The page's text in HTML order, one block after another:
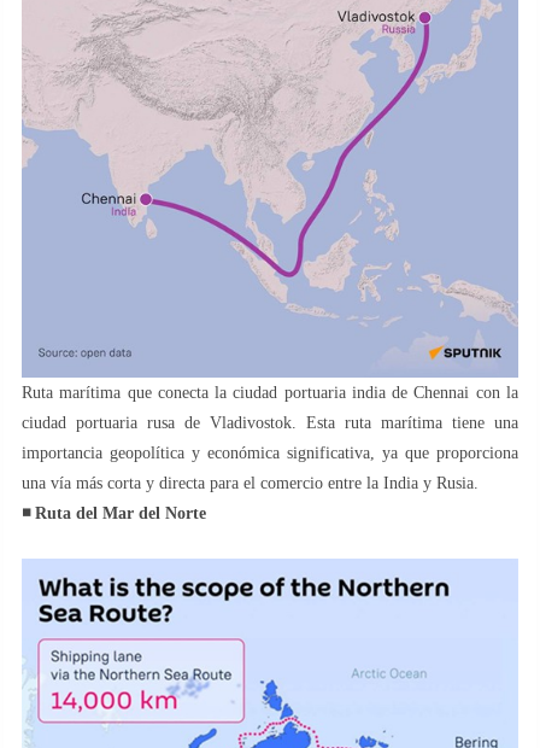
Ruta marítima que conecta la ciudad portuaria india de Chennai con la
ciudad portuaria rusa de Vladivostok. Esta ruta marítima tiene una
importancia geopolítica y económica significativa, ya que proporciona
una vía más corta y directa para el comercio entre la India y Rusia.
◾️ Ruta del Mar del Norte